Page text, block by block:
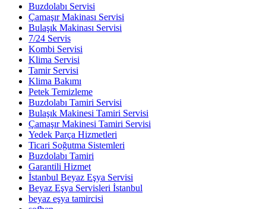
Buzdolabı Servisi
Çamaşır Makinası Servisi
Bulaşık Makinası Servisi
7/24 Servis
Kombi Servisi
Klima Servisi
Tamir Servisi
Klima Bakımı
Petek Temizleme
Buzdolabı Tamiri Servisi
Bulaşık Makinesi Tamiri Servisi
Çamaşır Makinesi Tamiri Servisi
Yedek Parça Hizmetleri
Ticari Soğutma Sistemleri
Buzdolabı Tamiri
Garantili Hizmet
İstanbul Beyaz Eşya Servisi
Beyaz Eşya Servisleri İstanbul
beyaz eşya tamircisi